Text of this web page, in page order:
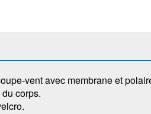
vent avec membrane et
corps.